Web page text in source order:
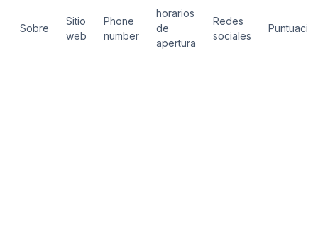
Sobre
Sitio
web
Phone
number
horarios
de
apertura
Redes
sociales